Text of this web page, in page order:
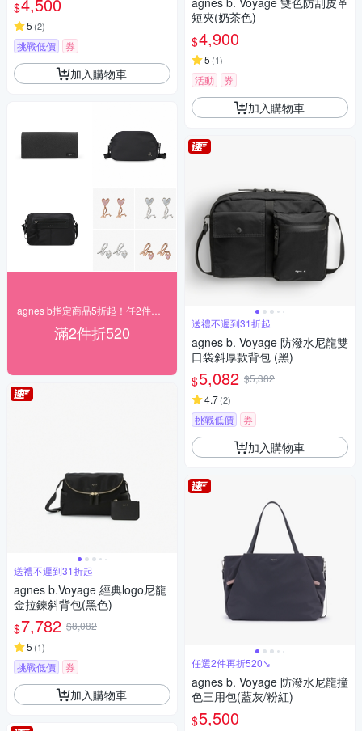
$4,500
5 (2)
挑戰低價 券
加入購物車
滿2件折520
送禮不遲到31折起
agnes b.Voyage 經典logo尼龍
金拉鍊斜背包(黑色)
$7,782 $8,082
5 (1)
挑戰低價 券
加入購物車
短夾(奶茶色)
$4,900
5 (1)
活動 券
加入購物車
送禮不遲到31折起
agnes b. Voyage 防潑水尼龍雙
口袋斜厚款背包 (黑)
$5,082 $5,382
4.7(2)
挑戰低價 券
加入購物車
任選2件再折520↘
agnes b. Voyage 防潑水尼龍撞
色三用包(藍灰/粉紅)
$5,500